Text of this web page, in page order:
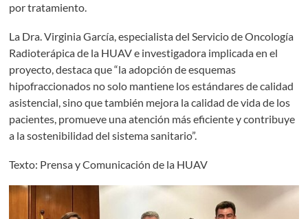
por tratamiento.
La Dra. Virginia García, especialista del Servicio de Oncología
Radioterápica de la HUAV e investigadora implicada en el
proyecto, destaca que “la adopción de esquemas
hipofraccionados no solo mantiene los estándares de calidad
asistencial, sino que también mejora la calidad de vida de los
pacientes, promueve una atención más eficiente y contribuye
a la sostenibilidad del sistema sanitario”.
Texto: Prensa y Comunicación de la HUAV